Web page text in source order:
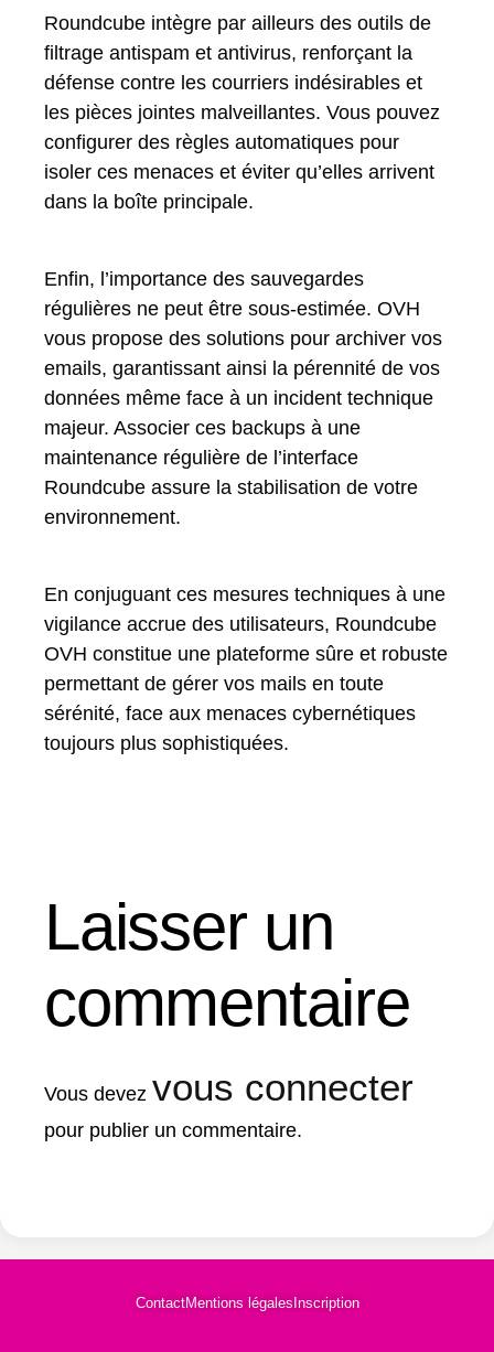
Roundcube intègre par ailleurs des outils de
filtrage antispam et antivirus, renforçant la
défense contre les courriers indésirables et
les pièces jointes malveillantes. Vous pouvez
configurer des règles automatiques pour
isoler ces menaces et éviter qu’elles arrivent
dans la boîte principale.
Enfin, l’importance des sauvegardes
régulières ne peut être sous-estimée. OVH
vous propose des solutions pour archiver vos
emails, garantissant ainsi la pérennité de vos
données même face à un incident technique
majeur. Associer ces backups à une
maintenance régulière de l’interface
Roundcube assure la stabilisation de votre
environnement.
En conjuguant ces mesures techniques à une
vigilance accrue des utilisateurs, Roundcube
OVH constitue une plateforme sûre et robuste
permettant de gérer vos mails en toute
sérénité, face aux menaces cybernétiques
toujours plus sophistiquées.
Laisser un
commentaire
Vous devez vous connecter
pour publier un commentaire.
ContactMentions légales Inscription